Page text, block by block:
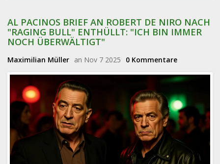
AL PACINOS BRIEF AN ROBERT DE NIRO NACH
"RAGING BULL" ENTHÜLLT: "ICH BIN IMMER
NOCH ÜBERWÄLTIGT"
Maximilian Müller an Nov 7 2025 0 Kommentare